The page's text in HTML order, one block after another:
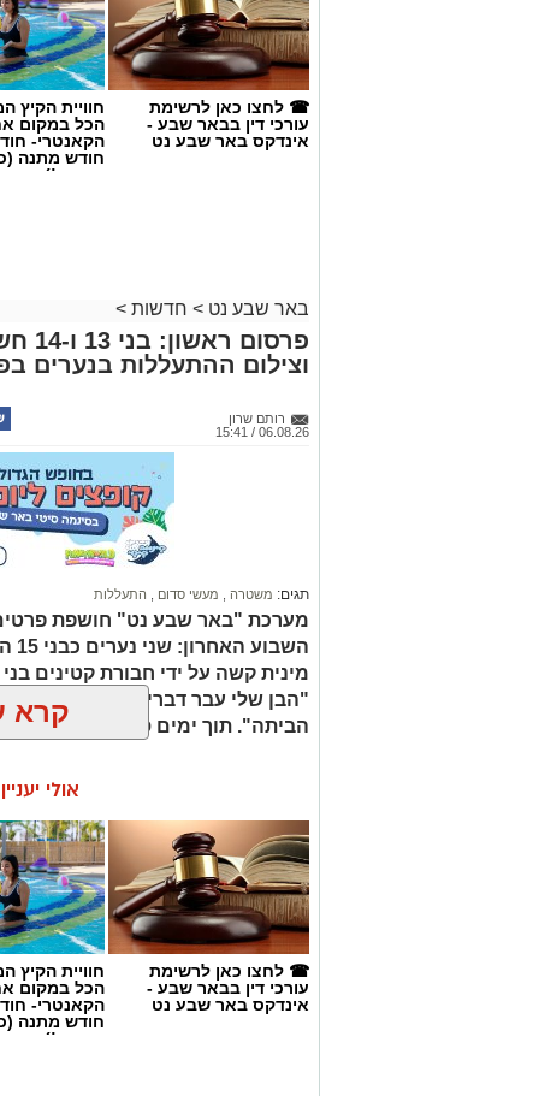
קרדיט: משטרת ישראל
שוטרי המחוז הדרומי
מג"ב ממשיכים להנחית
בנגב, עם שתי תפיסות
האחרונות. במסגרת
כוחות מג"ב יחד עם
חשוד בצומת בית קמה.
בחיפוש שנערך ברכב, בעזרתה של
תושבי הפזורה הבדואית, נעצרו מיד
הפעילות המוצלחת בצומת בית קמה
התעשייה ברהט על ידי בלשי התחנה
דרום. הכוחות חשפו עסק מחתרתי
להמשך חקירה. ממשטרת ישראל נמסר כי
התקפית נגד עבירות סמים, פשיעה
המשילות, לסכל פעילות עבריינית
יפעלו הכוחות.
☎ לחצו כאן לרשימת
עורכי דין בבאר שבע -
אינדקס באר שבע נט
חוויית הקיץ
הכל במקום
הקאנטרי-
חודש מתנה
החגים!)
באר שבע נט > חדשות >
וצילום ההתעללות בנערים
רותם שרון
06.08.26 / 15:41
תגים: משטרה מעשי סדום התעללות
מערכת "באר שבע נט" חושפת
"הבן שלי עבר דברים מזעזעים,
הביתה". תוך ימים ספורים: צפוי
קרא
אולי
☎ לחצו כאן לרשימת
עורכי דין בבאר שבע -
אינדקס באר שבע נט
חוויית הקיץ
הכל במקום
הקאנטרי-
חודש מתנה
החגים!)